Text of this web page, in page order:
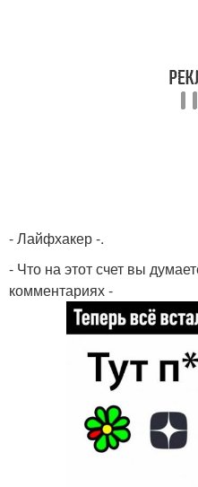
- Лайфхакер -.
- Что на этот счет вы
комментариях -